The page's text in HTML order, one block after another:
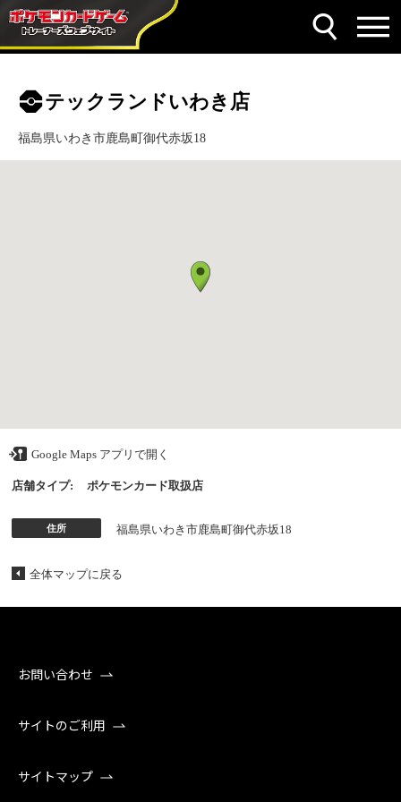
テックランドいわき店
福島県いわき市鹿島町御代赤坂18
Google Maps アプリで開く
店舗タイプ: ポケモンカード取扱店
住所 福島県いわき市鹿島町御代赤坂18
全体マップに戻る
お問い合わせ
サイトのご利用
サイトマップ